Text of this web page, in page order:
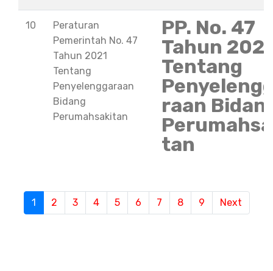
10
Peraturan
Pemerintah No. 47
Tahun 2021
Tentang
Penyelenggaraan
Bidang
Perumahsakitan
PP. No. 47
Tahun
Tentang
raan
tan
1 (current)
2 3 4 5 6 7 8 9 Next
S
e